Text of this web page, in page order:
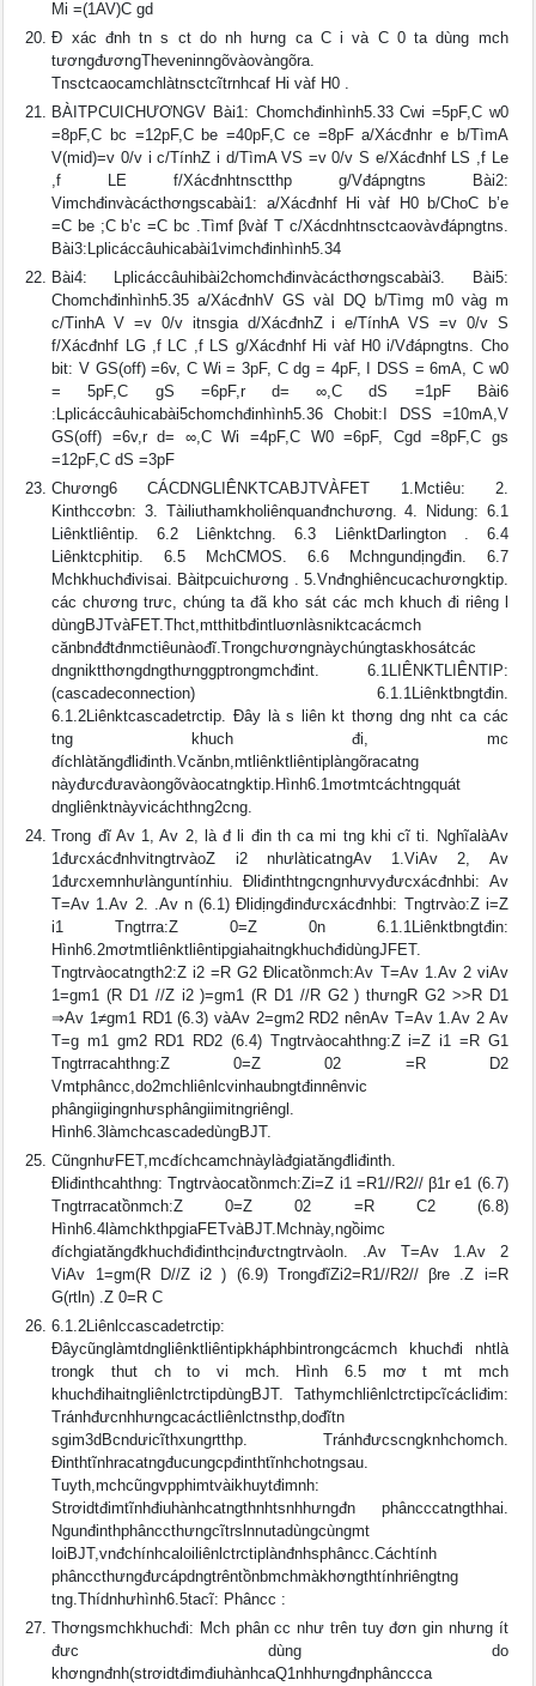
Mi =(1AV)C gd
Ð xác đnh tn s ct do nh hưng ca C i và C 0 ta dùng mch
tươngđươngTheveninngõvàovàngõra.
Tnsctcaocamchlàtnsctcĩtrnhcaf Hi vàf H0 .
BÀITPCUICHƯƠNGV Bài1: Chomchđinhình5.33 Cwi =5pF,C w0
=8pF,C bc =12pF,C be =40pF,C ce =8pF a/Xácđnhr e b/TìmA
V(mid)=v 0/v i c/TínhZ i d/TìmA VS =v 0/v S e/Xácđnhf LS ,f Le
,f LE f/Xácđnhtnsctthp g/Vđápngtns Bài2:
Vimchđinvàcácthơngscabài1: a/Xácđnhf Hi vàf H0 b/ChoC b’e
=C be ;C b’c =C bc .Tìmf βvàf T c/Xácdnhtnsctcaovàvđápngtns.
Bài3:Lplicáccâuhicabài1vimchđinhình5.34
Bài4: Lplicáccâuhibài2chomchđinvàcácthơngscabài3. Bài5:
Chomchđinhình5.35 a/XácđnhV GS vàI DQ b/Tìmg m0 vàg m
c/TinhA V =v 0/v itnsgia d/XácđnhZ i e/TínhA VS =v 0/v S
f/Xácđnhf LG ,f LC ,f LS g/Xácđnhf Hi vàf H0 i/Vđápngtns. Cho
bit: V GS(off) =6v, C Wi = 3pF, C dg = 4pF, I DSS = 6mA, C w0
= 5pF,C gS =6pF,r d= ∞,C dS =1pF Bài6
:Lplicáccâuhicabài5chomchđinhình5.36 Chobit:I DSS =10mA,V
GS(off) =6v,r d= ∞,C Wi =4pF,C W0 =6pF, Cgd =8pF,C gs
=12pF,C dS =3pF
Chương6 CÁCDNGLIÊNKTCABJTVÀFET 1.Mctiêu: 2.
Kinthccơbn: 3. Tàiliuthamkholiênquanđnchương. 4. Nidung: 6.1
Liênktliêntip. 6.2 Liênktchng. 6.3 LiênktDarlington . 6.4
Liênktcphitip. 6.5 MchCMOS. 6.6 Mchngundịngđin. 6.7
Mchkhuchđivisai. Bàitpcuichương . 5.Vnđnghiêncucachươngktip.
các chương trưc, chúng ta đã kho sát các mch khuch đi riêng l
dùngBJTvàFET.Thct,mtthitbđintluơnlàsniktcacácmch
cănbnđđtđnmctiêunàođĩ.Trongchươngnàychúngtaskhosátcác
dngniktthơngdngthưnggptrongmchđint. 6.1LIÊNKTLIÊNTIP:
(cascadeconnection) 6.1.1Liênktbngtđin.
6.1.2Liênktcascadetrctip. Ðây là s liên kt thơng dng nht ca các
tng khuch đi, mc
đíchlàtăngđliđinth.Vcănbn,mtliênktliêntiplàngõracatng
nàyđưcđưavàongõvàocatngktip.Hình6.1mơtmtcáchtngquát
dngliênktnàyvicáchthng2cng.
Trong đĩ Av 1, Av 2, là đ li đin th ca mi tng khi cĩ ti. NghĩalàAv
1đưcxácđnhvitngtrvàoZ i2 nhưlàticatngAv 1.ViAv 2, Av
1đưcxemnhưlànguntínhiu. Ðliđinthtngcngnhưvyđưcxácđnhbi: Av
T=Av 1.Av 2. .Av n (6.1) Ðlidịngđinđưcxácđnhbi: Tngtrvào:Z i=Z
i1 Tngtrra:Z 0=Z 0n 6.1.1Liênktbngtđin:
Hình6.2mơtmtliênktliêntipgiahaitngkhuchđidùngJFET.
Tngtrvàocatngth2:Z i2 =R G2 Ðlicatồnmch:Av T=Av 1.Av 2 viAv
1=gm1 (R D1 //Z i2 )=gm1 (R D1 //R G2 ) thưngR G2 >>R D1
⇒Av 1≠gm1 RD1 (6.3) vàAv 2=gm2 RD2 nênAv T=Av 1.Av 2 Av
T=g m1 gm2 RD1 RD2 (6.4) Tngtrvàocahthng:Z i=Z i1 =R G1
Tngtrracahthng:Z 0=Z 02 =R D2
Vmtphâncc,do2mchliênlcvinhaubngtđinnênvic
phângiigingnhưsphângiimitngriêngl.
Hình6.3làmchcascadedùngBJT.
CũngnhưFET,mcđíchcamchnàylàđgiatăngđliđinth.
Ðliđinthcahthng: Tngtrvàocatồnmch:Zi=Z i1 =R1//R2// β1r e1 (6.7)
Tngtrracatồnmch:Z 0=Z 02 =R C2 (6.8)
Hình6.4làmchkthpgiaFETvàBJT.Mchnày,ngồimc
đíchgiatăngđkhuchđiđinthcịnđưctngtrvàoln. .Av T=Av 1.Av 2
ViAv 1=gm(R D//Z i2 ) (6.9) TrongđĩZi2=R1//R2// βre .Z i=R
G(rtln) .Z 0=R C
6.1.2Liênlccascadetrctip:
Ðâycũnglàmtdngliênktliêntipkháphbintrongcácmch khuchđi nhtlà
trongk thut ch to vi mch. Hình 6.5 mơ t mt mch
khuchđihaitngliênlctrctipdùngBJT. Tathymchliênlctrctipcĩcácliđim:
Tránhđưcnhhưngcacáctliênlctnsthp,dođĩtn
sgim3dBcndưicĩthxungrtthp. Tránhđưcscngknhchomch.
Ðinthtĩnhracatngđucungcpđinthtĩnhchotngsau.
Tuyth,mchcũngvpphimtvàikhuytđimnh:
Strơidtđimtĩnhđiuhànhcatngthnhtsnhhưngđn phâncccatngthhai.
Ngunđinthphânccthưngcĩtrslnnutadùngcùngmt
loiBJT,vnđchínhcaloiliênlctrctiplànđnhsphâncc.Cáchtính
phânccthưngđưcápdngtrêntồnbmchmàkhơngthtínhriêngtng
tng.Thídnhưhình6.5tacĩ: Phâncc :
Thơngsmchkhuchđi: Mch phân cc như trên tuy đơn gin nhưng ít
đưc dùng do
khơngnđnh(strơidtđimđiuhànhcaQ1nhhưngđnphânccca